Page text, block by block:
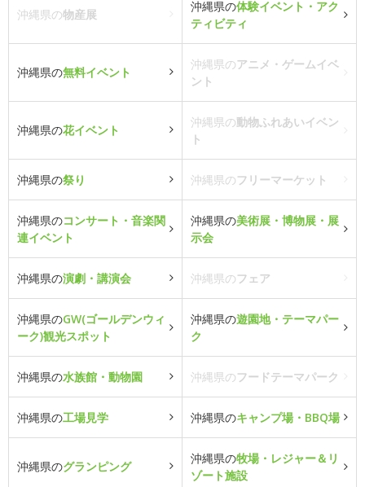
沖縄県の物産展
沖縄県の体験イベント・アク
ティビティ
沖縄県の無料イベント
沖縄県のアニメ・ゲームイベ
ント
沖縄県の花イベント
沖縄県の動物ふれあいイベン
ト
沖縄県の祭り 沖縄県のフリーマーケット
沖縄県のコンサート・音楽関
連イベント
沖縄県の美術展・博物展・展
示会
沖縄県の演劇・講演会 沖縄県のフェア
沖縄県のGW(ゴールデンウィ
ーク)観光スポット
沖縄県の遊園地・テーマパー
ク
沖縄県の水族館・動物園 沖縄県のフードテーマパーク
沖縄県の工場見学 沖縄県のキャンプ場・BBQ場
沖縄県のグランピング
沖縄県の牧場・レジャー＆リ
ゾート施設